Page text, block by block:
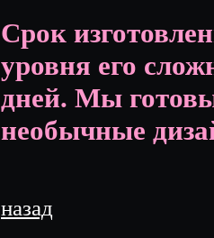
Срок
уровня его
дней. Мы
необычные
назад